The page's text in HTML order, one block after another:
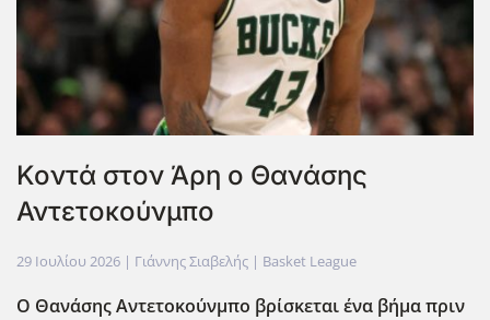
Κοντά στον Άρη ο Θανάσης
Αντετοκούνμπο
29 Ιουλίου 2026 | Γιάννης Σιαβελής | Basket League
Ο Θανάσης Αντετοκούνμπο βρίσκεται ένα βήμα πριν